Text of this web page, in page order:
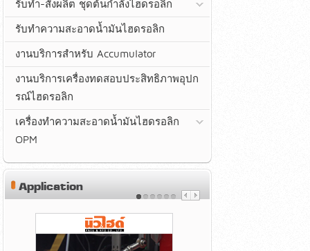
รับทำ-สั่งผลิต ชุดต้นกำลังไฮดรอลิก
รับทำความสะอาดน้ำมันไฮดรอลิก
งานบริการสำหรับ Accumulator
งานบริการเครื่องทดสอบประสิทธิภาพอุปก
รณ์ไฮดรอลิก
เครื่องทำความสะอาดน้ำมันไฮดรอลิก
OPM
Application